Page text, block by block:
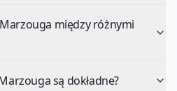
między różnymi
są dokładne?